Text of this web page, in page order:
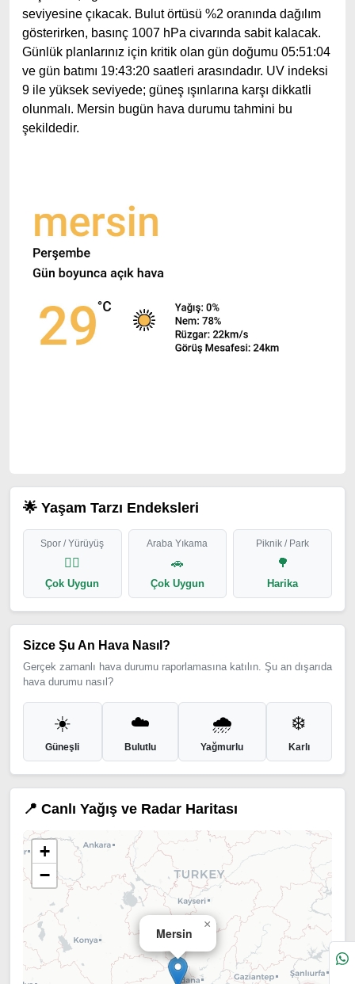
seviyesine çıkacak. Bulut örtüsü %2 oranında dağılım
gösterirken, basınç 1007 hPa civarında sabit kalacak.
Günlük planlarınız için kritik olan gün doğumu 05:51:04
ve gün batımı 19:43:20 saatleri arasındadır. UV indeksi
9 ile yüksek seviyede; güneş ışınlarına karşı dikkatli
olunmalı. Mersin bugün hava durumu tahmini bu
şekildedir.
🌟 Yaşam Tarzı Endeksleri
Spor / Yürüyüş
🏃‍♂️
Çok Uygun
Araba Yıkama
🚗
Çok Uygun
Piknik / Park
🌳
Harika
Sizce Şu An Hava Nasıl?
Gerçek zamanlı hava durumu raporlamasına katılın. Şu an dışarıda
hava durumu nasıl?
☀️
Güneşli
☁️
Bulutlu
🌧️
Yağmurlu
❄️
Karlı
📍 Canlı Yağış ve Radar Haritası
Mersin
×
+
−